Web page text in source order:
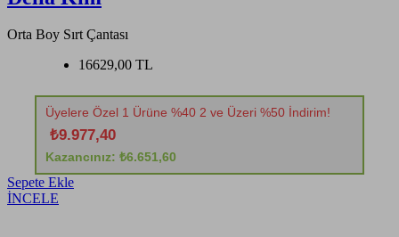
Orta Boy Sırt Çantası
16629,00 TL
Üyelere Özel 1 Ürüne %40 2 ve Üzeri %50 İndirim!
₺9.977,40
Kazancınız: ₺6.651,60
Sepete Ekle
İNCELE